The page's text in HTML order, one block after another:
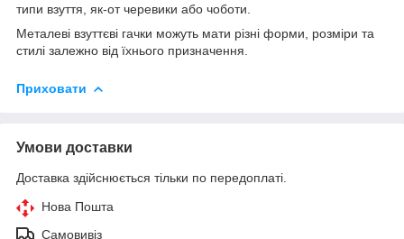
типи взуття, як-от черевики або чоботи.
Металеві взуттєві гачки можуть мати різні форми, розміри та
стилі залежно від їхнього призначення.
Приховати
Умови доставки
Доставка здійснюється тільки по передоплаті.
Нова Пошта
Самовивіз